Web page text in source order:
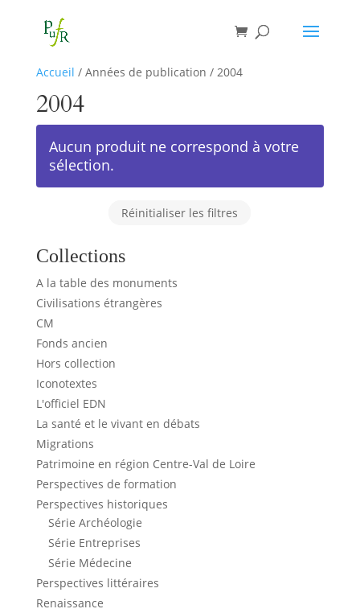
Accueil / Années de publication / 2004
2004
Aucun produit ne correspond à votre
sélection.
Réinitialiser les filtres
Collections
A la table des monuments
Civilisations étrangères
CM
Fonds ancien
Hors collection
Iconotextes
L'officiel EDN
La santé et le vivant en débats
Migrations
Patrimoine en région Centre-Val de Loire
Perspectives de formation
Perspectives historiques
Série Archéologie
Série Entreprises
Série Médecine
Perspectives littéraires
Renaissance